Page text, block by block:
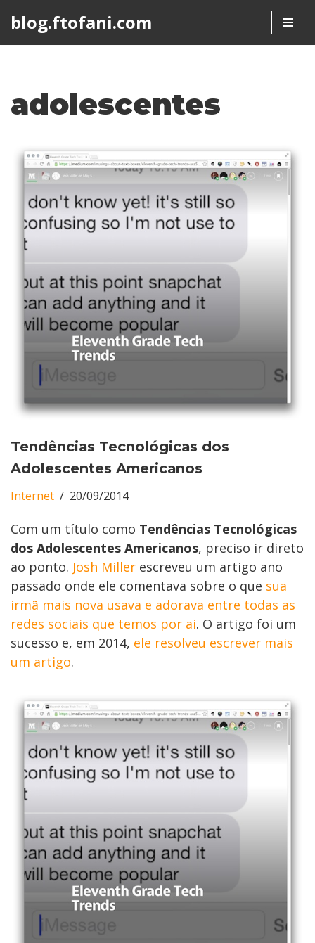
blog.ftofani.com
adolescentes
Tendências Tecnológicas dos
Adolescentes Americanos
Internet 20/09/2014
Com um título como Tendências Tecnológicas
dos Adolescentes Americanos, preciso ir direto
ao ponto. Josh Miller escreveu um artigo ano
passado onde ele comentava sobre o que sua
irmã mais nova usava e adorava entre todas as
redes sociais que temos por ai. O artigo foi um
sucesso e, em 2014, ele resolveu escrever mais
um artigo.